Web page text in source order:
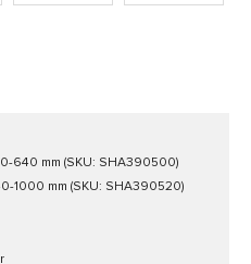
640 mm (SKU: SHA390500)
1000 mm (SKU: SHA390520)